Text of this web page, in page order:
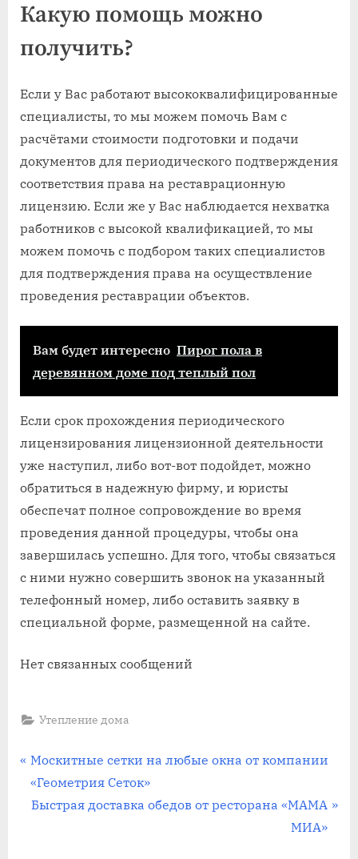
Какую помощь можно
получить?
Если у Вас работают высококвалифицированные
специалисты, то мы можем помочь Вам с
расчётами стоимости подготовки и подачи
документов для периодического подтверждения
соответствия права на реставрационную
лицензию. Если же у Вас наблюдается нехватка
работников с высокой квалификацией, то мы
можем помочь с подбором таких специалистов
для подтверждения права на осуществление
проведения реставрации объектов.
Вам будет интересно Пирог пола в
деревянном доме под теплый пол
Если срок прохождения периодического
лицензирования лицензионной деятельности
уже наступил, либо вот-вот подойдет, можно
обратиться в надежную фирму, и юристы
обеспечат полное сопровождение во время
проведения данной процедуры, чтобы она
завершилась успешно. Для того, чтобы связаться
с ними нужно совершить звонок на указанный
телефонный номер, либо оставить заявку в
специальной форме, размещенной на сайте.
Нет связанных сообщений
Утепление дома
Навигация
по
П
р
е
Москитные сетки на любые окна от компании
«Геометрия Сеток»
С
Быстрая доставка обедов от ресторана «МАМА
МИА»